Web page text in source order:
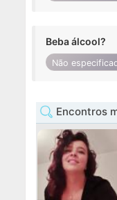
Beba álcool?
Não
Encontros